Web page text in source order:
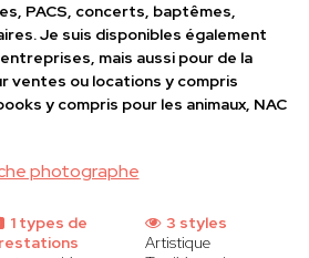
photographe
PACS, concerts, baptêmes,
Je suis disponibles également
mais aussi pour de la
ventes ou locations y compris
y compris pour les animaux, NAC
1 types de
3 styles
Artistique